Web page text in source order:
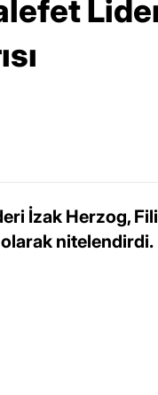
İzak Herzog,
nitelendirdi.